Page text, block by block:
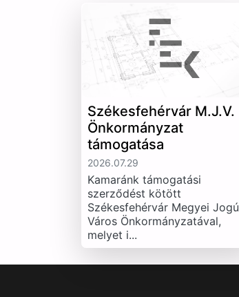
Székesfehérvár M.J.V.
Önkormányzat
támogatása
2026.07.29
Kamaránk támogatási
szerződést kötött
Székesfehérvár Megyei Jogú
Város Önkormányzatával,
melyet i...